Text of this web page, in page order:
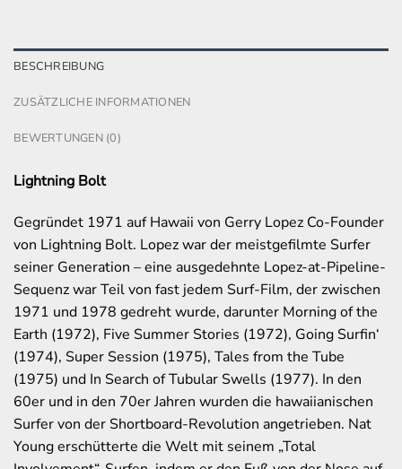
BESCHREIBUNG
ZUSÄTZLICHE INFORMATIONEN
BEWERTUNGEN (0)
Lightning Bolt
Gegründet 1971 auf Hawaii von Gerry Lopez Co-Founder
von Lightning Bolt. Lopez war der meistgefilmte Surfer
seiner Generation – eine ausgedehnte Lopez-at-Pipeline-
Sequenz war Teil von fast jedem Surf-Film, der zwischen
1971 und 1978 gedreht wurde, darunter Morning of the
Earth (1972), Five Summer Stories (1972), Going Surfin‘
(1974), Super Session (1975), Tales from the Tube
(1975) und In Search of Tubular Swells (1977). In den
60er und in den 70er Jahren wurden die hawaiianischen
Surfer von der Shortboard-Revolution angetrieben. Nat
Young erschütterte die Welt mit seinem „Total